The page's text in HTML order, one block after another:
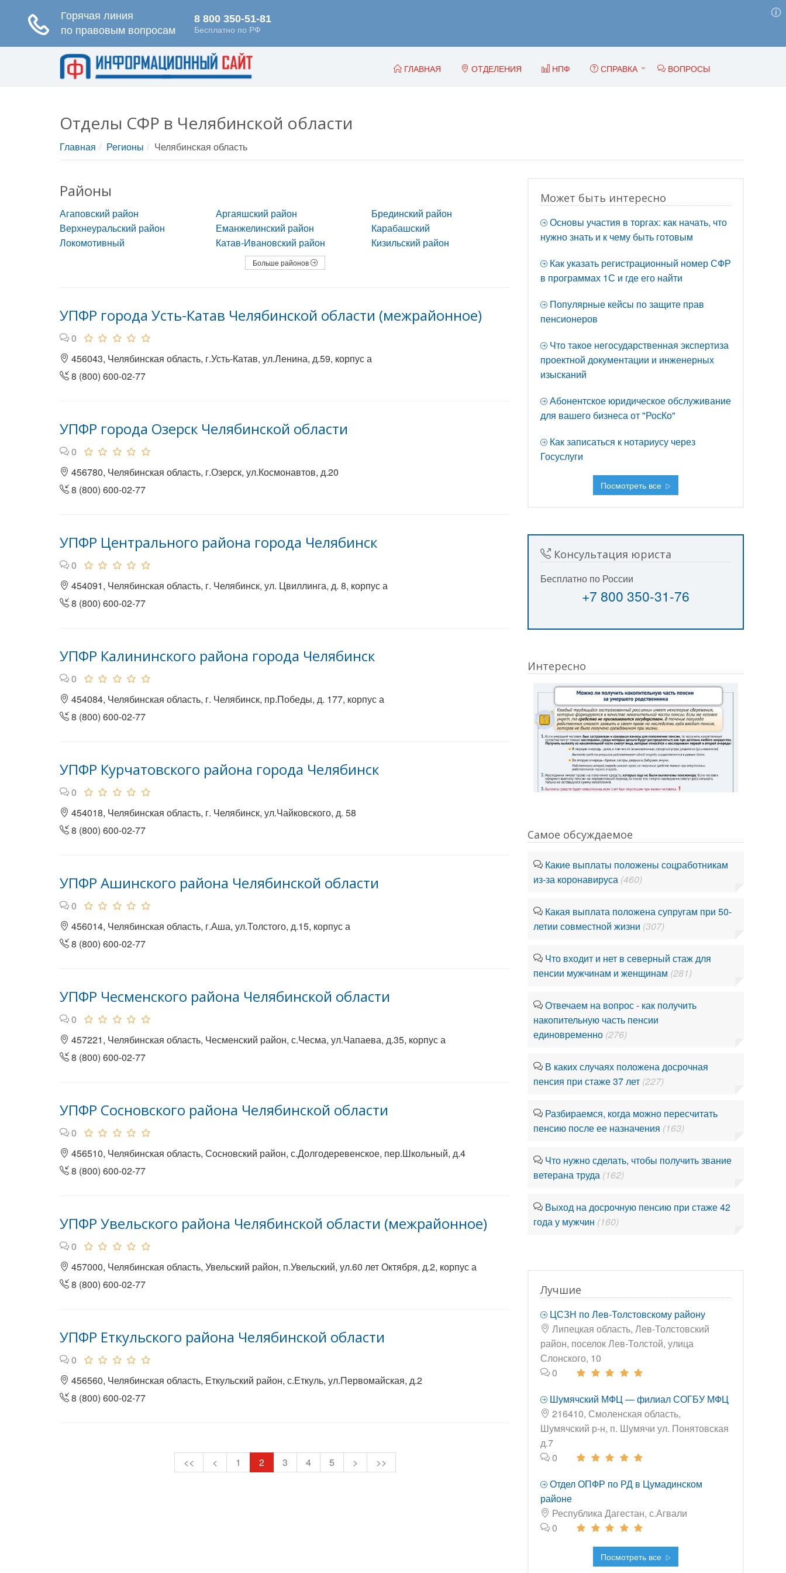
ГЛАВНАЯ ОТДЕЛЕНИЯ НПФ СПРАВКА ВОПРОСЫ
Отделы СФР в Челябинской области
Главная Регионы Челябинская область
Районы
Агаповский район Аргаяшский район
Брединский район
Верхнеуральский район
Еманжелинский район
Карабашский
Локомотивный
Катав-Ивановский район Кизильский район
Больше районов
УПФР города Усть-Катав Челябинской области (межрайонное)
0
456043, Челябинская область, г.Усть-Катав, ул.Ленина, д.59, корпус а
8 (800) 600-02-77
УПФР города Озерск Челябинской области
0
456780, Челябинская область, г.Озерск, ул.Космонавтов, д.20
8 (800) 600-02-77
УПФР Центрального района города Челябинск
0
454091, Челябинская область, г. Челябинск, ул. Цвиллинга, д. 8, корпус а
8 (800) 600-02-77
УПФР Калининского района города Челябинск
0
454084, Челябинская область, г. Челябинск, пр.Победы, д. 177, корпус а
8 (800) 600-02-77
УПФР Курчатовского района города Челябинск
0
454018, Челябинская область, г. Челябинск, ул.Чайковского, д. 58
8 (800) 600-02-77
УПФР Ашинского района Челябинской области
0
456014, Челябинская область, г.Аша, ул.Толстого, д.15, корпус а
8 (800) 600-02-77
УПФР Чесменского района Челябинской области
0
457221, Челябинская область, Чесменский район, с.Чесма, ул.Чапаева, д.35, корпус а
8 (800) 600-02-77
УПФР Сосновского района Челябинской области
0
456510, Челябинская область, Сосновский район, с.Долгодеревенское, пер.Школьный, д.4
8 (800) 600-02-77
УПФР Увельского района Челябинской области (межрайонное)
0
457000, Челябинская область, Увельский район, п.Увельский, ул.60 лет Октября, д.2, корпус а
8 (800) 600-02-77
УПФР Еткульского района Челябинской области
0
456560, Челябинская область, Еткульский район, с.Еткуль, ул.Первомайская, д.2
8 (800) 600-02-77
<< < 1 2 3 4 5 > >>
Может быть интересно
Основы участия в торгах: как начать, что
нужно знать и к чему быть готовым
Как указать регистрационный номер СФР
в программах 1С и где его найти
Популярные кейсы по защите прав
пенсионеров
Что такое негосударственная экспертиза
проектной документации и инженерных
изысканий
Абонентское юридическое обслуживание
для вашего бизнеса от "РосКо"
Как записаться к нотариусу через
Госуслуги
Посмотреть все
Консультация юриста
Бесплатно по России
+7 800 350-31-76
Интересно
Самое обсуждаемое
Какие выплаты положены соцработникам
из-за коронавируса (460)
Какая выплата положена супругам при 50-
летии совместной жизни (307)
Что входит и нет в северный стаж для
пенсии мужчинам и женщинам (281)
Отвечаем на вопрос - как получить
накопительную часть пенсии
единовременно (276)
В каких случаях положена досрочная
пенсия при стаже 37 лет (227)
Разбираемся, когда можно пересчитать
пенсию после ее назначения (163)
Что нужно сделать, чтобы получить звание
ветерана труда (162)
Выход на досрочную пенсию при стаже 42
года у мужчин (160)
Лучшие
ЦСЗН по Лев-Толстовскому району
Липецкая область, Лев-Толстовский
район, поселок Лев-Толстой, улица
Слонского, 10
0
Шумячский МФЦ — филиал СОГБУ МФЦ
216410, Смоленская область,
Шумячский р-н, п. Шумячи ул. Понятовская
д.7
0
Отдел ОПФР по РД в Цумадинском
районе
Республика Дагестан, с.Агвали
0
Посмотреть все